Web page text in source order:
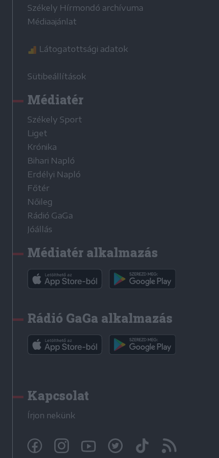
Székely Hírmondó archívuma
Médiaajánlat
Látogatottsági adatok
Sütibeállítások
Médiatér
Székely Sport
Liget
Krónika
Bihari Napló
Erdélyi Napló
Főtér
Nőileg
Rádió GaGa
Jóállás
Médiatér alkalmazás
Rádió GaGa alkalmazás
Kapcsolat
Írjon nekünk